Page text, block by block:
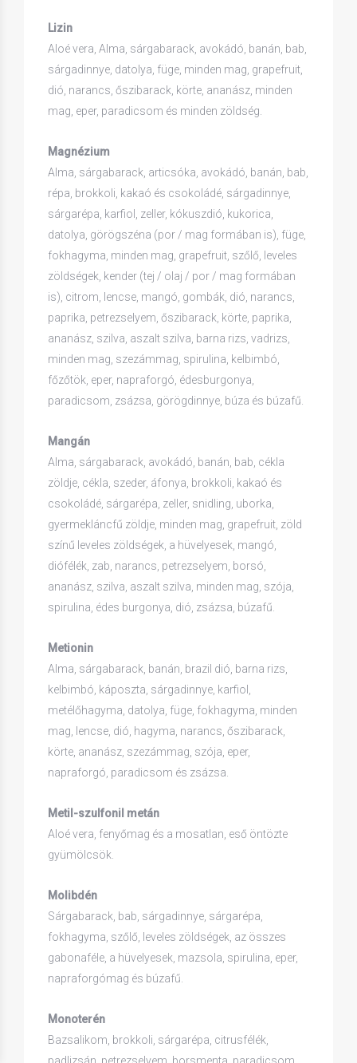
Lizin
Aloé vera, Alma, sárgabarack, avokádó, banán, bab,
sárgadinnye, datolya, füge, minden mag, grapefruit,
dió, narancs, őszibarack, körte, ananász, minden
mag, eper, paradicsom és minden zöldség.
Magnézium
Alma, sárgabarack, articsóka, avokádó, banán, bab,
répa, brokkoli, kakaó és csokoládé, sárgadinnye,
sárgarépa, karfiol, zeller, kókuszdió, kukorica,
datolya, görögszéna (por / mag formában is), füge,
fokhagyma, minden mag, grapefruit, szőlő, leveles
zöldségek, kender (tej / olaj / por / mag formában
is), citrom, lencse, mangó, gombák, dió, narancs,
paprika, petrezselyem, őszibarack, körte, paprika,
ananász, szilva, aszalt szilva, barna rizs, vadrizs,
minden mag, szezámmag, spirulina, kelbimbó,
főzőtök, eper, napraforgó, édesburgonya,
paradicsom, zsázsa, görögdinnye, búza és búzafű.
Mangán
Alma, sárgabarack, avokádó, banán, bab, cékla
zöldje, cékla, szeder, áfonya, brokkoli, kakaó és
csokoládé, sárgarépa, zeller, snidling, uborka,
gyermekláncfű zöldje, minden mag, grapefruit, zöld
színű leveles zöldségek, a hüvelyesek, mangó,
diófélék, zab, narancs, petrezselyem, borsó,
ananász, szilva, aszalt szilva, minden mag, szója,
spirulina, édes burgonya, dió, zsázsa, búzafű.
Metionin
Alma, sárgabarack, banán, brazil dió, barna rizs,
kelbimbó, káposzta, sárgadinnye, karfiol,
metélőhagyma, datolya, füge, fokhagyma, minden
mag, lencse, dió, hagyma, narancs, őszibarack,
körte, ananász, szezámmag, szója, eper,
napraforgó, paradicsom és zsázsa.
Metil-szulfonil metán
Aloé vera, fenyőmag és a mosatlan, eső öntözte
gyümölcsök.
Molibdén
Sárgabarack, bab, sárgadinnye, sárgarépa,
fokhagyma, szőlő, leveles zöldségek, az összes
gabonaféle, a hüvelyesek, mazsola, spirulina, eper,
napraforgómag és búzafű.
Monoterén
Bazsalikom, brokkoli, sárgarépa, citrusfélék,